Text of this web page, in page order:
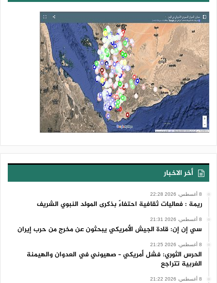
أخر الاخبار
8 أغسطس، 2026 22:28
ريمة : فعاليات ثقافية احتفاءً بذكرى المولد النبوي الشريف
8 أغسطس، 2026 21:31
سي إن إن: قادة الجيش الأمريكي يبحثون عن مخرج من حرب إيران
8 أغسطس، 2026 21:25
الحرس الثوري: فشل أمريكي – صهيوني في العدوان والهيمنة
الغربية تتراجع
8 أغسطس، 2026 21:22